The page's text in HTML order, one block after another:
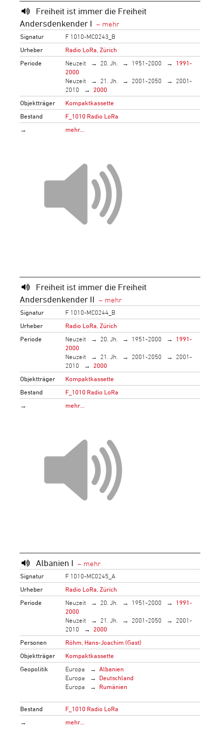
Freiheit ist immer die Freiheit
Andersdenkender I
Signatur
F 1010-MC0243_B
Urheber
Radio LoRa, Zürich
Periode
Neuzeit 20. Jh. 1951-2000
1991-
2000
Neuzeit
21. Jh. 2001-2050
2001-
2010
2000
Objektträger
Kompaktkassette
Bestand
F_1010 Radio LoRa
→
mehr…
Freiheit ist immer die Freiheit
Andersdenkender II
Signatur
F 1010-MC0244_B
Urheber
Radio LoRa, Zürich
Periode
Neuzeit 20. Jh. 1951-2000
1991-
2000
Neuzeit
21. Jh. 2001-2050
2001-
2010
2000
Objektträger
Kompaktkassette
Bestand
F_1010 Radio LoRa
→
mehr…
Albanien I
Signatur
F 1010-MC0245_A
Urheber
Radio LoRa, Zürich
Periode
Neuzeit 20. Jh. 1951-2000
1991-
2000
Neuzeit
21. Jh. 2001-2050
2001-
2010
2000
Personen
Röhm, Hans-Joachim (Gast)
Objektträger
Kompaktkassette
Geopolitik
Europa
Albanien
Europa
Deutschland
Europa
Rumänien
Bestand
F_1010 Radio LoRa
→
mehr…